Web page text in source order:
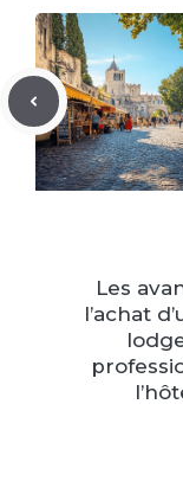
Les
l’achat